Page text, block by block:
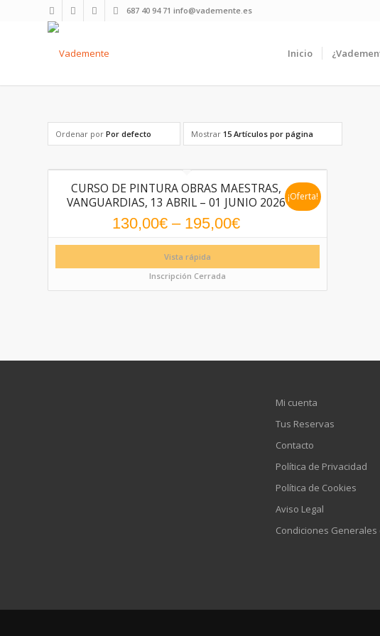
687 40 94 71 info@vademente.es
Inicio
Ordenar por Por defecto Mostrar 15 Artículos por página
CURSO DE PINTURA OBRAS MAESTRAS,
VANGUARDIAS, 13 ABRIL – 01 JUNIO 2026
130,00€ – 195,00€
¡Oferta!
Vista rápida
Inscripción Cerrada
Mi cuenta
Tus Reservas
Contacto
Política de Privacidad
Política de Cookies
Aviso Legal
Condiciones